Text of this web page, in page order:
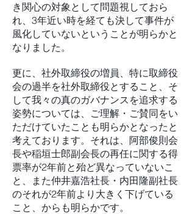
き関心の対象として問題視しておら
れ、3年近い時を経ても決して事件が
風化していないということが明らかと
なりました。
更に、社外取締役の増員、特に取締役
会の過半を社外取締役とすること、そ
して我々の真のガバナンスを追求する
姿勢については、ご理解・ご賛同をい
ただけていたことも明らかとなったと
考えております。それは、阿部俊則会
長や稲垣士郎副会長の再任に関する得
票率が2年前と殆ど異なっていないこ
と、また仲井嘉浩社長・内田隆副社長
のそれが2年前より大きく下げている
こと、からも明らかです。